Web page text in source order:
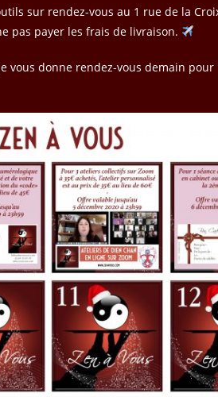
sur rendez-vous au 1 rue de la
pas payer les frais de livraison.
vous donne rendez-vous demain